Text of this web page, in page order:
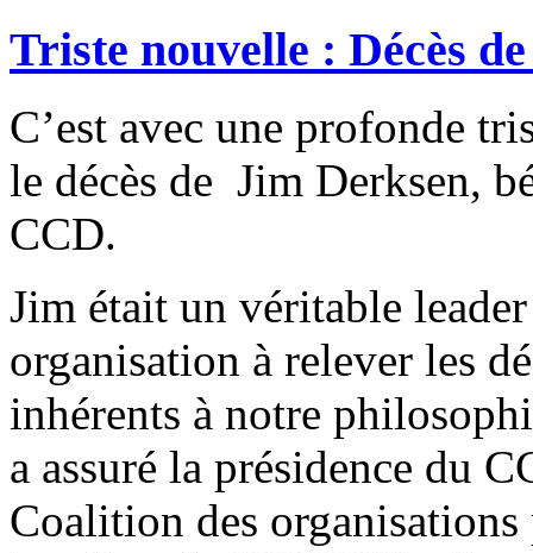
Triste nouvelle : Décès
C’est avec une profonde
le décès de Jim Derksen,
CCD.
Jim était un véritable
organisation à relever les
inhérents à notre
a assuré la présidence du
Coalition des